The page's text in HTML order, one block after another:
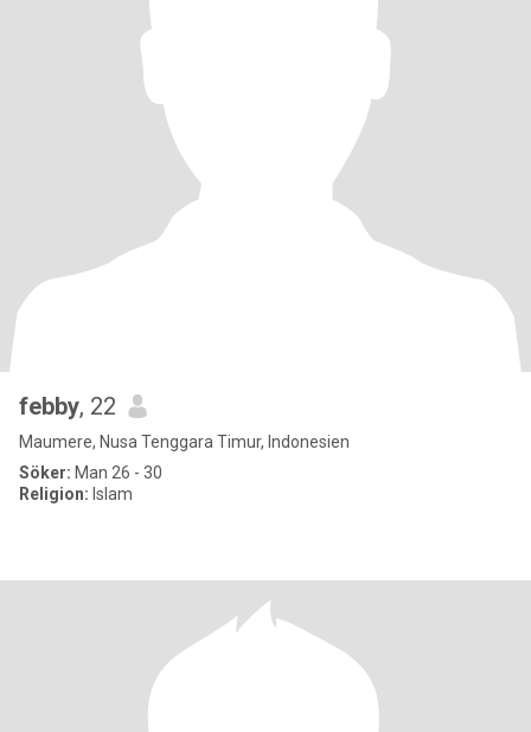
febby, 22
Maumere, Nusa Tenggara Timur, Indonesien
Söker: Man 26 - 30
Religion: Islam